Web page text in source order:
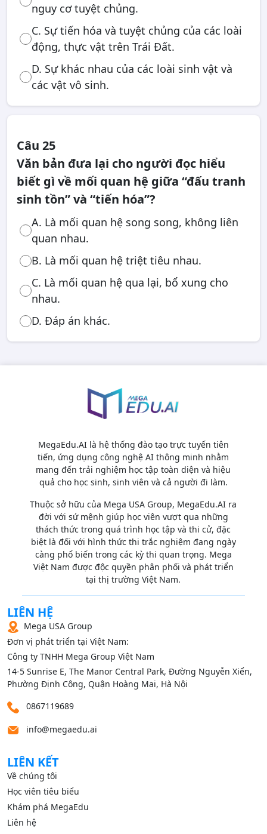
nguy cơ tuyệt chủng.
C. Sự tiến hóa và tuyệt chủng của các loài
động, thực vật trên Trái Đất.
D. Sự khác nhau của các loài sinh vật và
các vật vô sinh.
Câu 25
Văn bản đưa lại cho người đọc hiểu
biết gì về mối quan hệ giữa “đấu tranh
sinh tồn” và “tiến hóa”?
A. Là mối quan hệ song song, không liên
quan nhau.
B. Là mối quan hệ triệt tiêu nhau.
C. Là mối quan hệ qua lại, bổ xung cho
nhau.
D. Đáp án khác.
MegaEdu.AI là hệ thống đào tạo trực tuyến tiên
tiến, ứng dụng công nghệ AI thông minh nhằm
mang đến trải nghiệm học tập toàn diện và hiệu
quả cho học sinh, sinh viên và cả người đi làm.
Thuộc sở hữu của Mega USA Group, MegaEdu.AI ra
đời với sứ mệnh giúp học viên vượt qua những
thách thức trong quá trình học tập và thi cử, đặc
biệt là đối với hình thức thi trắc nghiệm đang ngày
càng phổ biến trong các kỳ thi quan trọng. Mega
Việt Nam được độc quyền phân phối và phát triển
tại thị trường Việt Nam.
LIÊN HỆ
Mega USA Group
Đơn vị phát triển tại Việt Nam:
Công ty TNHH Mega Group Việt Nam
14‑5 Sunrise E, The Manor Central Park, Đường Nguyễn Xiển,
Phường Định Công, Quận Hoàng Mai, Hà Nội
0867119689
info@megaedu.ai
LIÊN KẾT
Về chúng tôi
Học viên tiêu biểu
Khám phá MegaEdu
Liên hệ